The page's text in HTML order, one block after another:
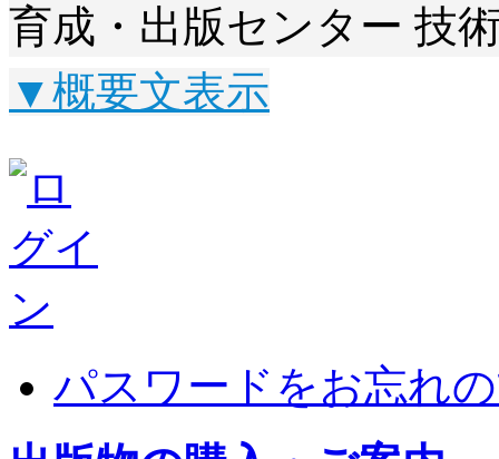
育成・出版センター 技
▼概要文表示
パスワードをお忘れ